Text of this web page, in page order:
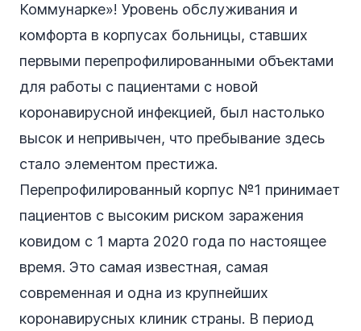
Коммунарке»! Уровень обслуживания и
комфорта в корпусах больницы, ставших
первыми перепрофилированными объектами
для работы с пациентами с новой
коронавирусной инфекцией, был настолько
высок и непривычен, что пребывание здесь
стало элементом престижа.
Перепрофилированный корпус №1 принимает
пациентов с высоким риском заражения
ковидом с 1 марта 2020 года по настоящее
время. Это самая известная, самая
современная и одна из крупнейших
коронавирусных клиник страны. В период